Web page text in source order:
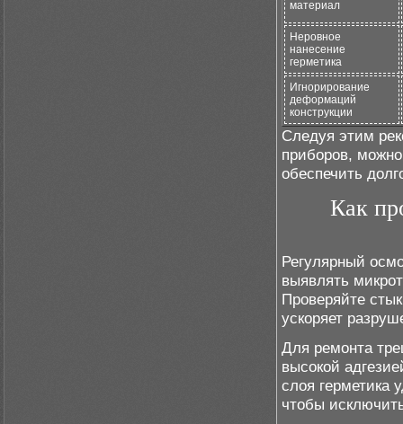
материал
Неровное
нанесение
герметика
Игнорирование
деформаций
конструкции
Следуя этим
приборов,
обеспечить
Как
Регулярный
выявлять
Проверяйте
ускоряет
Для ремонта
высокой
слоя герметика
чтобы